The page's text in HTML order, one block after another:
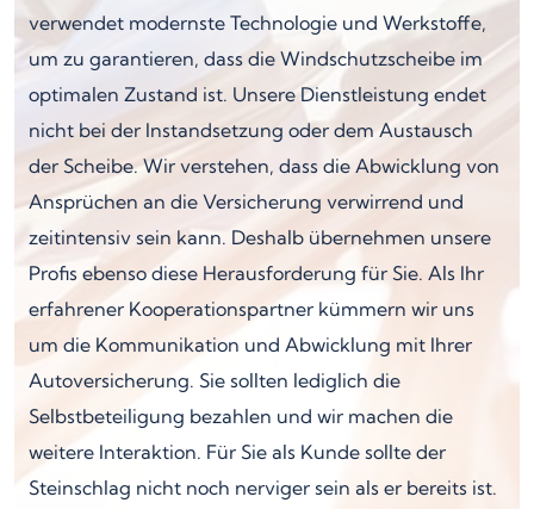
verwendet modernste Technologie und Werkstoffe,
um zu garantieren, dass die Windschutzscheibe im
optimalen Zustand ist. Unsere Dienstleistung endet
nicht bei der Instandsetzung oder dem Austausch
der Scheibe. Wir verstehen, dass die Abwicklung von
Ansprüchen an die Versicherung verwirrend und
zeitintensiv sein kann. Deshalb übernehmen unsere
Profis ebenso diese Herausforderung für Sie. Als Ihr
erfahrener Kooperationspartner kümmern wir uns
um die Kommunikation und Abwicklung mit Ihrer
Autoversicherung. Sie sollten lediglich die
Selbstbeteiligung bezahlen und wir machen die
weitere Interaktion. Für Sie als Kunde sollte der
Steinschlag nicht noch nerviger sein als er bereits ist.